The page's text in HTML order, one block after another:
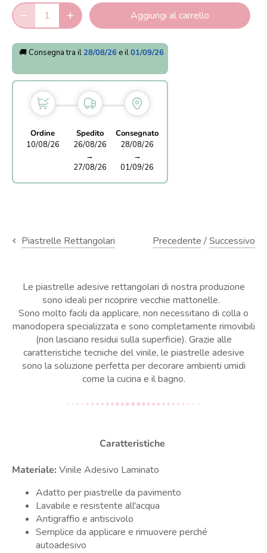
Aggiungi al carrello
🚚 Consegna tra il 28/08/26 e il01/09/26
Ordine
10/08/26
Spedito
26/08/26
→
27/08/26
Consegnato
28/08/26
→
01/09/26
Piastrelle Rettangolari Precedente /Successivo
Le piastrelle adesive rettangolari di nostra produzione
sono ideali per ricoprire vecchie mattonelle.
Sono molto facili da applicare, non necessitano di colla o
manodopera specializzata e sono completamente rimovibili
(non lasciano residui sulla superficie). Grazie alle
caratteristiche tecniche del vinile, le piastrelle adesive
sono la soluzione perfetta per decorare ambienti umidi
come la cucina e il bagno.
Caratteristiche
Materiale: Vinile Adesivo Laminato
Adatto per piastrelle da pavimento
Lavabile e resistente all'acqua
Antigraffio e antiscivolo
Semplice da applicare e rimuovere perché
autoadesivo